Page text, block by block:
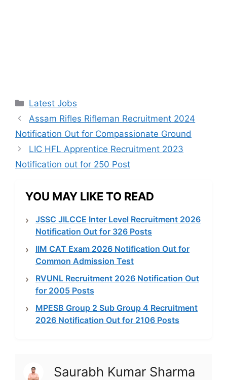
Categories
Latest Jobs
Assam Rifles Rifleman Recruitment 2024
Notification Out for Compassionate Ground
LIC HFL Apprentice Recruitment 2023
Notification out for 250 Post
YOU MAY LIKE TO READ
JSSC JILCCE Inter Level Recruitment 2026
Notification Out for 326 Posts
IIM CAT Exam 2026 Notification Out for
Common Admission Test
RVUNL Recruitment 2026 Notification Out
for 2005 Posts
MPESB Group 2 Sub Group 4 Recruitment
2026 Notification Out for 2106 Posts
Saurabh Kumar Sharma